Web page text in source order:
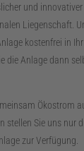
und
Liegenschaft.
kostenfrei in
die Anlage dann
Ökostrom
stellen Sie uns nur
zur Verfügung.